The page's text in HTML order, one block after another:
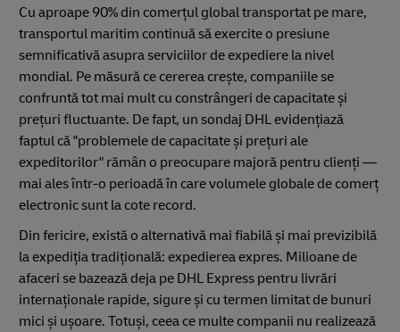
Cu aproape 90% din comerțul global transportat pe mare,
transportul maritim continuă să exercite o presiune
semnificativă asupra serviciilor de expediere la nivel
mondial. Pe măsură ce cererea crește, companiile se
confruntă tot mai mult cu constrângeri de capacitate și
prețuri fluctuante. De fapt, un sondaj DHL evidențiază
faptul că "problemele de capacitate și prețuri ale
expeditorilor" rămân o preocupare majoră pentru clienți —
mai ales într-o perioadă în care volumele globale de comerț
electronic sunt la cote record.
Din fericire, există o alternativă mai fiabilă și mai previzibilă
la expediția tradițională: expedierea expres. Milioane de
afaceri se bazează deja pe DHL Express pentru livrări
internaționale rapide, sigure și cu termen limitat de bunuri
mici și ușoare. Totuși, ceea ce multe companii nu realizează